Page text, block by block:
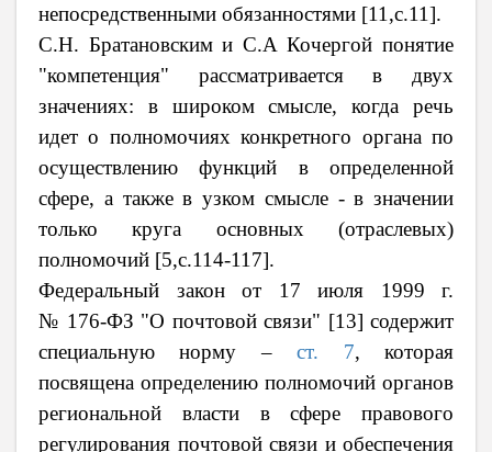
непосредственными обязанностями [11,c.11].
С.Н. Братановским и С.А Кочергой понятие
"компетенция" рассматривается в двух
значениях: в широком смысле, когда речь
идет о полномочиях конкретного органа по
осуществлению функций в определенной
сфере, а также в узком смысле - в значении
только круга основных (отраслевых)
полномочий [5,c.114-117].
Федеральный закон от 17 июля 1999 г.
№ 176-ФЗ "О почтовой связи" [13] содержит
специальную норму –ст. 7, которая
посвящена определению полномочий органов
региональной власти в сфере правового
регулирования почтовой связи и обеспечения